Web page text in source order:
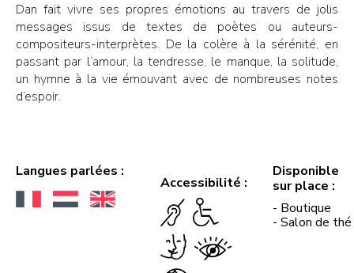
Dan fait vivre ses propres émotions au travers de jolis
messages issus de textes de poètes ou auteurs-
compositeurs-interprètes. De la colère à la sérénité, en
passant par l’amour, la tendresse, le manque, la solitude,
un hymne à la vie émouvant avec de nombreuses notes
d’espoir.
Langues parlées :
Accessibilité :
Disponible
sur place :
- Boutique
- Salon de thé